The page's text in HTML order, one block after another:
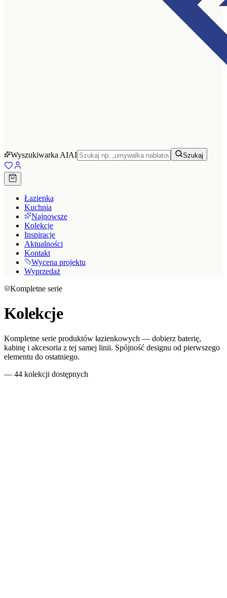
Wyszukiwarka AIAI Szukaj
Łazienka
Kuchnia
Najnowsze
Kolekcje
Inspiracje
Aktualności
Kontakt
Wycena projektu
Wyprzedaż
Kompletne serie
Kolekcje
Kompletne serie produktów łazienkowych — dobierz baterię,
kabinę i akcesoria z tej samej linii. Spójność designu od pierwszego
elementu do ostatniego.
— 44 kolekcji dostępnych